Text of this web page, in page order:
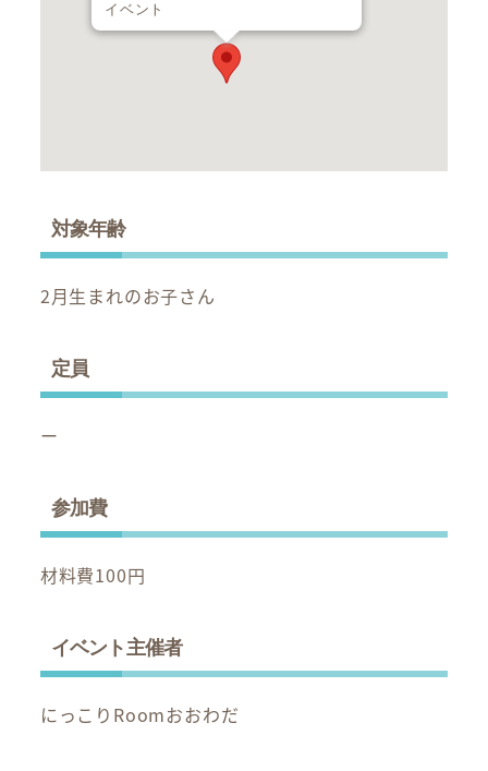
イベント
対象年齢
2月生まれのお子さん
定員
ー
参加費
材料費100円
イベント主催者
にっこりRoomおおわだ